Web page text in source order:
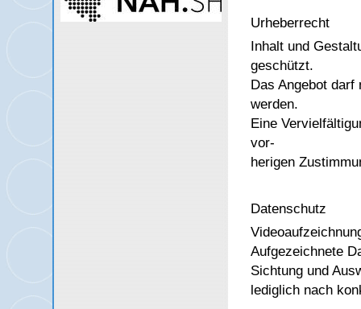
Urheberrecht
Inhalt und
geschützt.
Das Angebot
werden.
Eine
vor-
herigen
Datenschutz
Aufgezeichnete
Sichtung und
lediglich nach